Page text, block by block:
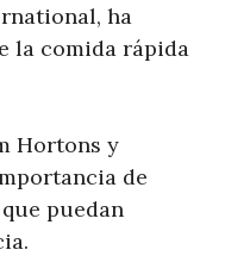
ha
la comida rápida
Hortons y
de
puedan